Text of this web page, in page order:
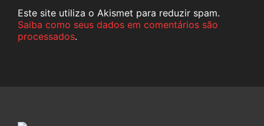
Este site utiliza o Akismet para reduzir spam.
Saiba como seus dados em comentários são
processados.